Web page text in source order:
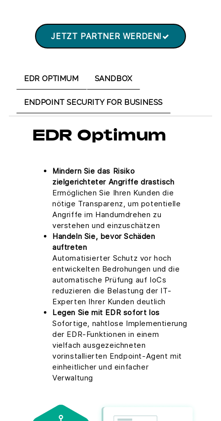
JETZT PARTNER WERDEN!
EDR OPTIMUM SANDBOX
ENDPOINT SECURITY FOR BUSINESS
EDR Optimum
Mindern Sie das Risiko
zielgerichteter Angriffe drastisch
Ermöglichen Sie Ihren Kunden die
nötige Transparenz, um potentielle
Angriffe im Handumdrehen zu
verstehen und einzuschätzen
Handeln Sie, bevor Schäden
auftreten
Automatisierter Schutz vor hoch
entwickelten Bedrohungen und die
automatische Prüfung auf IoCs
reduzieren die Belastung der IT-
Experten Ihrer Kunden deutlich
Legen Sie mit EDR sofort los
Sofortige, nahtlose Implementierung
der EDR-Funktionen in einem
vielfach ausgezeichneten
vorinstallierten Endpoint-Agent mit
einheitlicher und einfacher
Verwaltung